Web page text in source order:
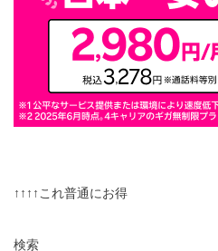
↑↑↑↑これ普通にお得
検索